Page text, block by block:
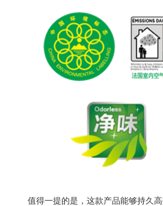
值得一提的是，这款产品能够持久